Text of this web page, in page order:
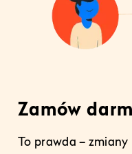
Zamów
To prawda – zmiany